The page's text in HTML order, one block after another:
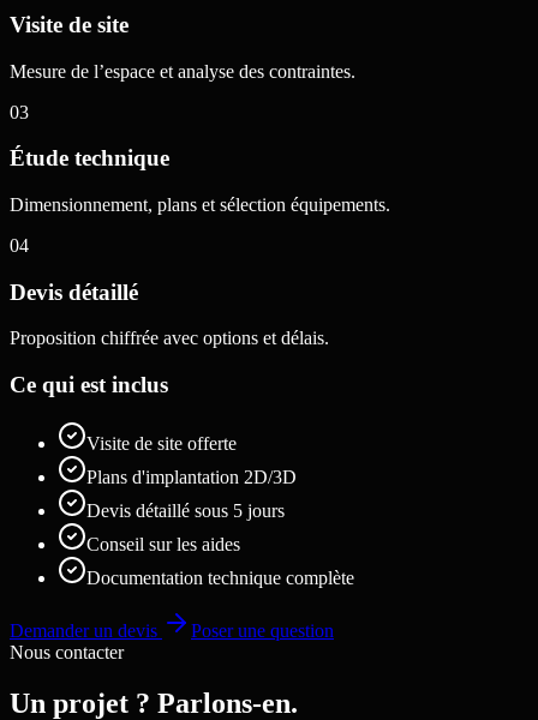
Visite de site
Mesure de l’espace et analyse des contraintes.
03
Étude technique
Dimensionnement, plans et sélection équipements.
04
Devis détaillé
Proposition chiffrée avec options et délais.
Ce qui est inclus
Visite de site offerte
Plans d'implantation 2D/3D
Devis détaillé sous 5 jours
Conseil sur les aides
Documentation technique complète
Demander un devis
Poser une question
Nous contacter
Un projet ? Parlons-en.